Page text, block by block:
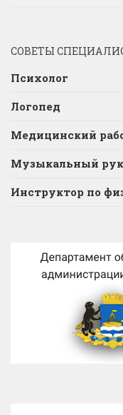
СОВЕТЫ
Психолог
Логопед
Медицинский
Музыкальный
Инструктор по